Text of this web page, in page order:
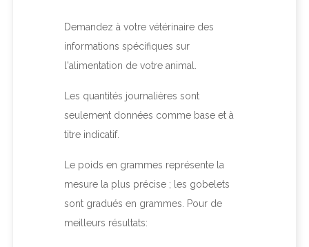
Demandez à votre vétérinaire des
informations spécifiques sur
l'alimentation de votre animal.
Les quantités journalières sont
seulement données comme base et à
titre indicatif.
Le poids en grammes représente la
mesure la plus précise ; les gobelets
sont gradués en grammes. Pour de
meilleurs résultats: